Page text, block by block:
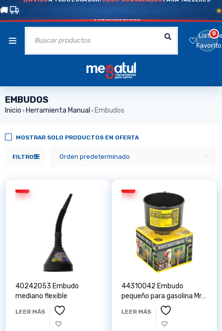
AUTOMOTRICES
Lista0
EMBUDOS
Inicio › Herramienta Manual › Embudos
FILTROS Orden predeterminado
MOSTRAR SOLO PRODUCTOS EN OFERTA
40242053 Embudo
mediano flexible
LEER MÁS
44310042 Embudo
pequeño para gasolina Mr.
LEER MÁS